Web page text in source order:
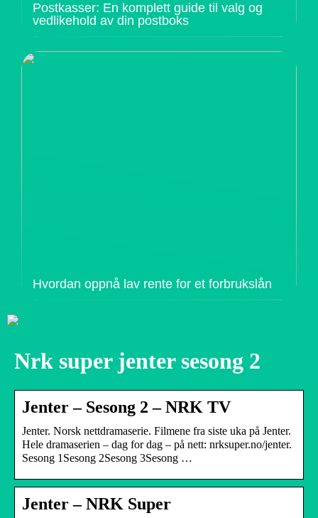
Postkasser: En komplett guide til valg og
vedlikehold av din postboks
Hvordan oppnå lav rente for et forbrukslån
Nrk super jenter sesong 2
Jenter – Sesong 2 – NRK TV
Jenter. Norsk nettdramaserie. Filmene fra siste uka på Jenter.
Hele dramaserien – dag for dag – på nett: nrksuper.no/jenter.
Sesong 1Sesong 2Sesong 3Sesong …
Jenter – NRK Super